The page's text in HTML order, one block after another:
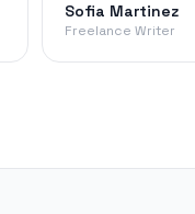
Sofia Martinez
Freelance Writer